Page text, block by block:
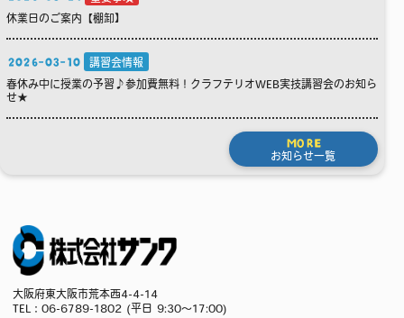
休業日のご案内【棚卸】
2026-03-10
講習会情報
春休み中に授業の予習♪参加費無料！クラフテリオWEB実技講習会のお知ら
せ★
MORE
お知らせ一覧
大阪府東大阪市荒本西4-4-14
TEL： 06-6789-1802 (平日 9:30～17:00)